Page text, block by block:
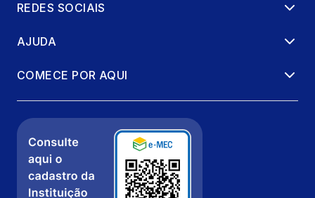
REDES SOCIAIS
AJUDA
COMECE POR AQUI